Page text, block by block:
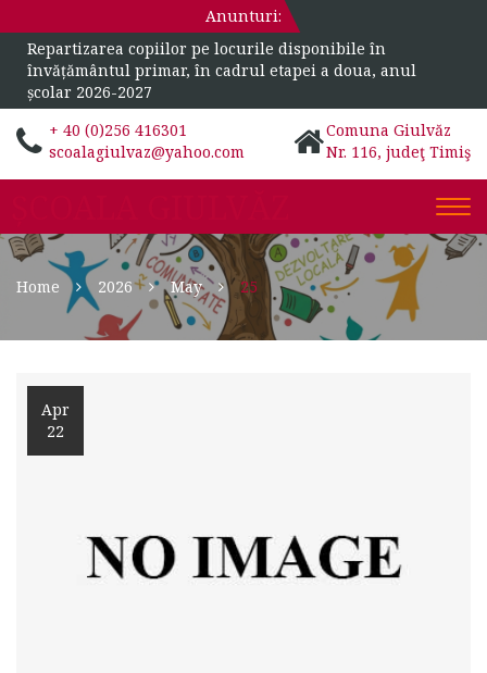
Anunturi:
Repartizarea copiilor pe locurile disponibile în
învățământul primar, în cadrul etapei a doua, anul
școlar 2026-2027
+ 40 (0)256 416301
scoalagiulvaz@yahoo.com
Comuna Giulvăz
Nr. 116, judeţ Timiş
Home 2026 May 25
Apr
22